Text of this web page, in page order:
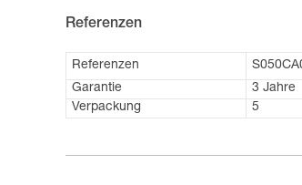
Referenzen
Referenzen
Garantie
3 Jahre
Verpackung
5